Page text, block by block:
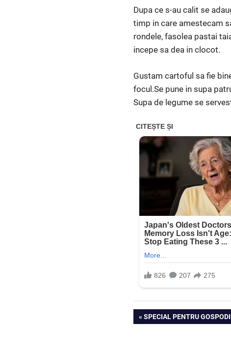
Dupa ce s-au calit se
timp in care amestecam
rondele, fasolea pastai
incepe sa dea in clocot.
Gustam cartoful sa fie
focul.Se pune in supa
Supa de legume se
Navigare
PREVIOUS
SPECIAL PENTRU